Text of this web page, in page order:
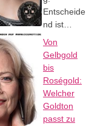
Entscheide
nd ist…
Von
Gelbgold
bis
Roségold:
Welcher
Goldton
passt zu